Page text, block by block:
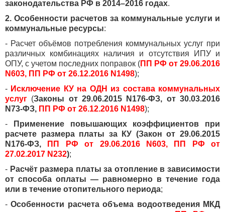
законодательства РФ в 2014–2016 годах.
2. Особенности расчетов за коммунальные услуги и
коммунальные ресурсы:
- Расчет объёмов потребления коммунальных услуг при
различных комбинациях наличия и отсутствия ИПУ и
ОПУ, с учетом последних поправок (ПП РФ от 29.06.2016
N603, ПП РФ от 26.12.2016 N1498);
- Исключение КУ на ОДН из состава коммунальных
услуг (Законы от 29.06.2015 N176-ФЗ, от 30.03.2016
N73-ФЗ, ПП РФ от 26.12.2016 N1498);
- Применение повышающих коэффициентов при
расчете размера платы за КУ (Закон от 29.06.2015
N176-ФЗ,
ПП РФ от 29.06.2016 N603,
ПП РФ от
27.02.2017 N232);
- Расчёт размера платы за отопление в зависимости
от способа оплаты — равномерно в течение года
или в течение отопительного периода;
-Особенности расчета объема водоотведения МКД